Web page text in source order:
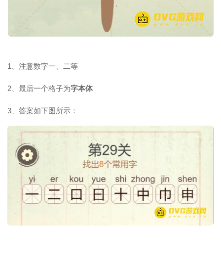
1、注意数字一、二等
2、最后一个格子为字本体
3、答案如下图所示：